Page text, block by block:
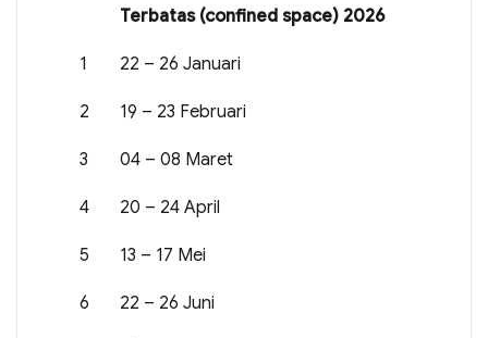
Terbatas (confined space) 2026
1 22 – 26 Januari
2 19 – 23 Februari
3 04 – 08 Maret
4 20 – 24 April
5 13 – 17 Mei
6 22 – 26 Juni